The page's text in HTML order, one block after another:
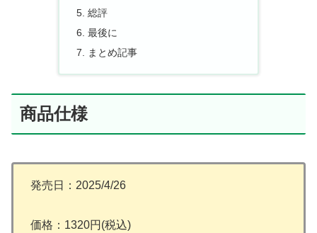
総評
最後に
まとめ記事
商品仕様
発売日：2025/4/26
価格：1320円(税込)